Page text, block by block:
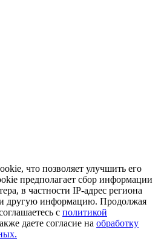
что позволяет улучшить его
предполагает сбор информации
в частности IP-адрес региона
другую информацию. Продолжая
с политикой
даете согласие на обработку